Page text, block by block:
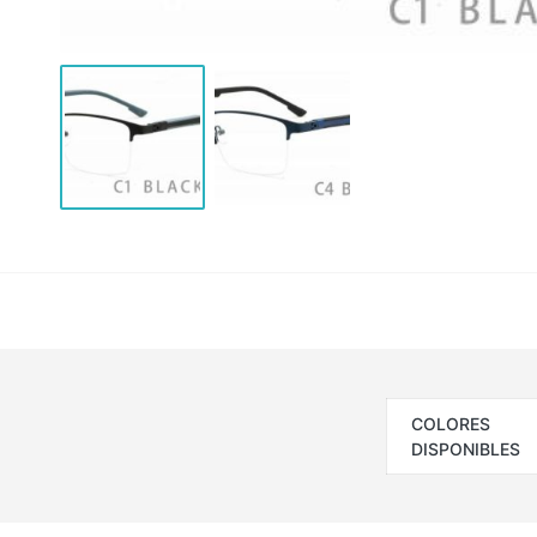
COLORES
DISPONIBLES